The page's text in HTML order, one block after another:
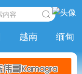
越南 缅甸